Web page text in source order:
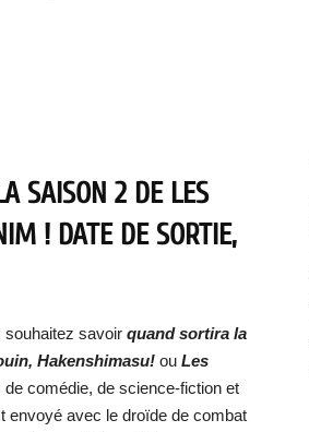
SAISON 2 DE LES
! DATE DE SORTIE,
souhaitez savoir quand sortira la
Hakenshimasu! ou Les
comédie, de science-fiction et
envoyé avec le droïde de combat